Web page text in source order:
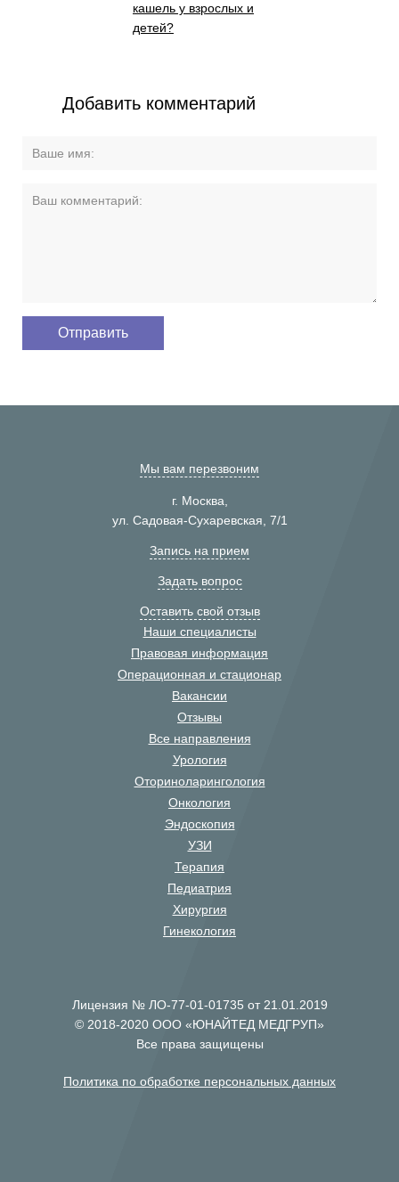
кашель у взрослых и
детей?
Добавить комментарий
Мы вам перезвоним
г. Москва,
ул. Садовая-Сухаревская, 7/1
Запись на прием
Задать вопрос
Оставить свой отзыв
Наши специалисты
Правовая информация
Операционная и стационар
Вакансии
Отзывы
Все направления
Урология
Оториноларингология
Онкология
Эндоскопия
УЗИ
Терапия
Педиатрия
Хирургия
Гинекология
Лицензия № ЛО-77-01-01735 от 21.01.2019
© 2018-2020 ООО «ЮНАЙТЕД МЕДГРУП»
Все права защищены
Политика по обработке персональных данных